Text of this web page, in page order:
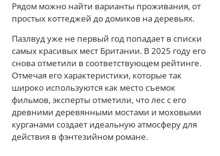
Рядом можно найти варианты проживания, от
простых коттеджей до домиков на деревьях.
Пазлвуд уже не первый год попадает в списки
самых красивых мест Британии. В 2025 году его
снова отметили в соответствующем рейтинге.
Отмечая его характеристики, которые так
широко используются как место съемок
фильмов, эксперты отметили, что лес с его
древними деревянными мостами и моховыми
курганами создает идеальную атмосферу для
действия в фэнтезийном романе.